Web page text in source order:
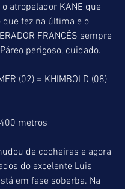
atropelador KANE que
fez na última e o
FRANCÊS sempre
perigoso, cuidado.
(02) = KHIMBOLD (08)
metros
de cocheiras e agora
do excelente Luis
em fase soberba. Na